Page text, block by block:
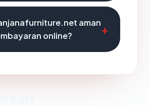
aman
online?